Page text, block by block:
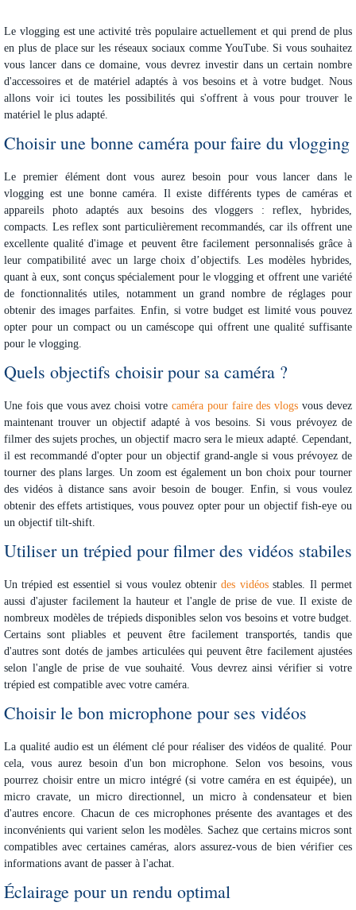
Le vlogging est une activité très populaire actuellement et qui prend de plus
en plus de place sur les réseaux sociaux comme YouTube. Si vous souhaitez
vous lancer dans ce domaine, vous devrez investir dans un certain nombre
d'accessoires et de matériel adaptés à vos besoins et à votre budget. Nous
allons voir ici toutes les possibilités qui s'offrent à vous pour trouver le
matériel le plus adapté.
Choisir une bonne caméra pour faire du vlogging
Le premier élément dont vous aurez besoin pour vous lancer dans le
vlogging est une bonne caméra. Il existe différents types de caméras et
appareils photo adaptés aux besoins des vloggers : reflex, hybrides,
compacts. Les reflex sont particulièrement recommandés, car ils offrent une
excellente qualité d'image et peuvent être facilement personnalisés grâce à
leur compatibilité avec un large choix d’objectifs. Les modèles hybrides,
quant à eux, sont conçus spécialement pour le vlogging et offrent une variété
de fonctionnalités utiles, notamment un grand nombre de réglages pour
obtenir des images parfaites. Enfin, si votre budget est limité vous pouvez
opter pour un compact ou un caméscope qui offrent une qualité suffisante
pour le vlogging.
Quels objectifs choisir pour sa caméra ?
Une fois que vous avez choisi votre caméra pour faire des vlogs vous devez
maintenant trouver un objectif adapté à vos besoins. Si vous prévoyez de
filmer des sujets proches, un objectif macro sera le mieux adapté. Cependant,
il est recommandé d'opter pour un objectif grand-angle si vous prévoyez de
tourner des plans larges. Un zoom est également un bon choix pour tourner
des vidéos à distance sans avoir besoin de bouger. Enfin, si vous voulez
obtenir des effets artistiques, vous pouvez opter pour un objectif fish-eye ou
un objectif tilt-shift.
Utiliser un trépied pour filmer des vidéos stabiles
Un trépied est essentiel si vous voulez obtenirdes vidéosstables. Il permet
aussi d'ajuster facilement la hauteur et l'angle de prise de vue. Il existe de
nombreux modèles de trépieds disponibles selon vos besoins et votre budget.
Certains sont pliables et peuvent être facilement transportés, tandis que
d'autres sont dotés de jambes articulées qui peuvent être facilement ajustées
selon l'angle de prise de vue souhaité. Vous devrez ainsi vérifier si votre
trépied est compatible avec votre caméra.
Choisir le bon microphone pour ses vidéos
La qualité audio est un élément clé pour réaliser des vidéos de qualité. Pour
cela, vous aurez besoin d'un bon microphone. Selon vos besoins, vous
pourrez choisir entre un micro intégré (si votre caméra en est équipée), un
micro cravate, un micro directionnel, un micro à condensateur et bien
d'autres encore. Chacun de ces microphones présente des avantages et des
inconvénients qui varient selon les modèles. Sachez que certains micros sont
compatibles avec certaines caméras, alors assurez-vous de bien vérifier ces
informations avant de passer à l'achat.
Éclairage pour un rendu optimal